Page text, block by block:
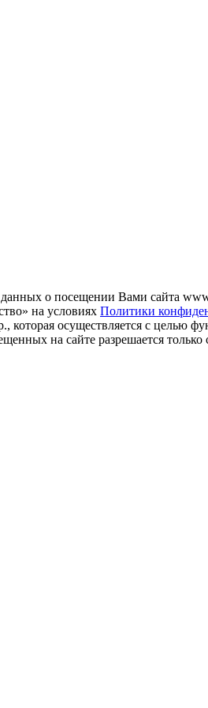
о посещении Вами сайта
на условиях Политики
осуществляется с целью
на сайте разрешается